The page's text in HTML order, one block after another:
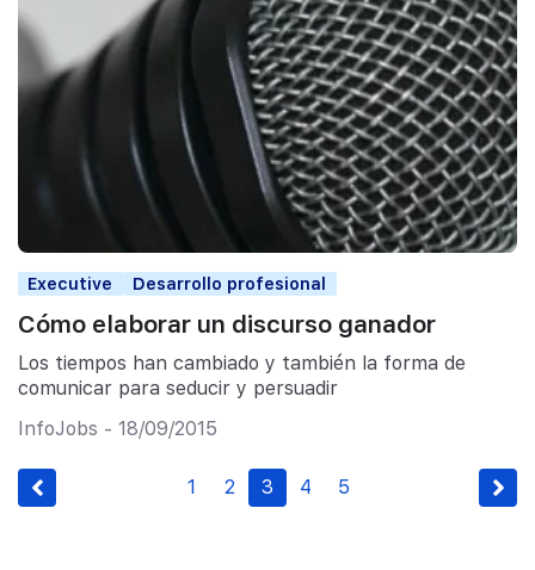
Executive Desarrollo profesional
Cómo elaborar un discurso ganador
Los tiempos han cambiado y también la forma de
comunicar para seducir y persuadir
InfoJobs - 18/09/2015
1 2 3 4 5